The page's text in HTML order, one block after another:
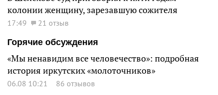
колонии женщину, зарезавшую сожителя
17:49
21 отзыв
Горячие обсуждения
«Мы ненавидим все человечество»: подробная
история иркутских «молоточников»
06.08 10:21 86 отзывов